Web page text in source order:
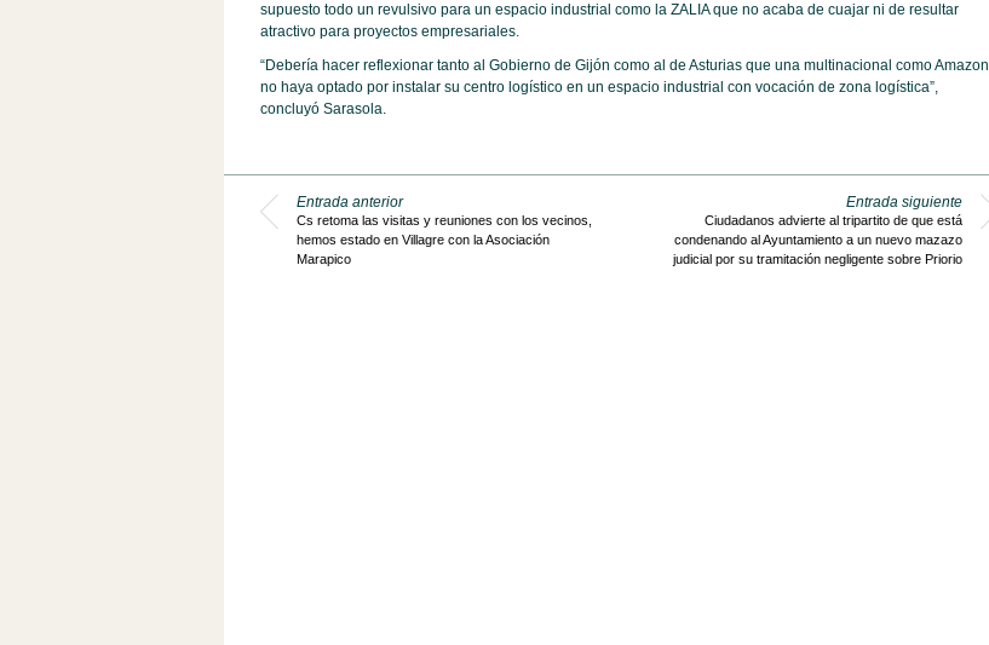
supuesto todo un revulsivo para un espacio industrial como la ZALIA que no acaba de cuajar ni de resultar
atractivo para proyectos empresariales.
“Debería hacer reflexionar tanto al Gobierno de Gijón como al de Asturias que una multinacional como Amazon
no haya optado por instalar su centro logístico en un espacio industrial con vocación de zona logística”,
concluyó Sarasola.
Entrada anterior
Cs retoma las visitas y reuniones con los vecinos,
hemos estado en Villagre con la Asociación
Marapico
Entrada siguiente
Ciudadanos advierte al tripartito de que está
condenando al Ayuntamiento a un nuevo mazazo
judicial por su tramitación negligente sobre Priorio